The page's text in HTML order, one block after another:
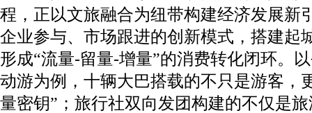
程，正以文旅融合为纽带构建经济发展新
企业参与、市场跟进的创新模式，搭建起
形成“流量-留量-增量”的消费转化闭环。
动游为例，十辆大巴搭载的不只是游客，
量密钥”；旅行社双向发团构建的不仅是